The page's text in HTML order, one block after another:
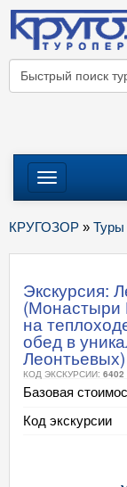
Меню
КРУГОЗОР » Туры
Экскурсия:
(Монастыри
на
обед в
Леонтьевых)
КОД ЭКСКУРСИИ: 6402
Базовая
Код экскурсии